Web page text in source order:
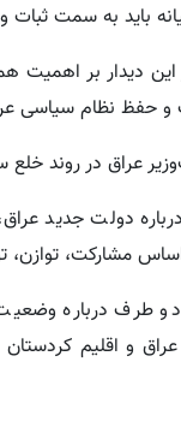
باید به سمت
دیدار بر اهمیت
و حفظ نظام سیاسی
عراق در روند خلع
دولت جدید
مشارکت،
طرف درباره
و اقلیم